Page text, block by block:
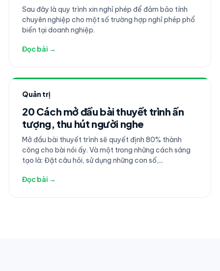
Sau đây là quy trình xin nghỉ phép để đảm bảo tính
chuyên nghiệp cho một số trường hợp nghỉ phép phổ
biến tại doanh nghiệp.
Đọc bài →
Quản trị
20 Cách mở đầu bài thuyết trình ấn
tượng, thu hút người nghe
Mở đầu bài thuyết trình sẽ quyết định 80% thành
công cho bài nói ấy. Và một trong những cách sáng
tạo là: Đặt câu hỏi, sử dụng những con số,...
Đọc bài →